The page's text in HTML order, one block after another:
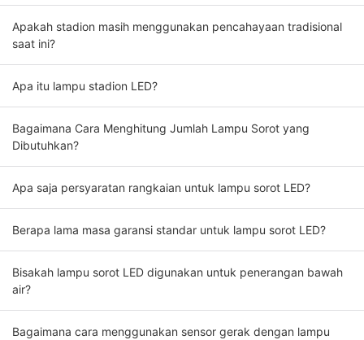
Apakah stadion masih menggunakan pencahayaan tradisional
saat ini?
Apa itu lampu stadion LED?
Bagaimana Cara Menghitung Jumlah Lampu Sorot yang
Dibutuhkan?
Apa saja persyaratan rangkaian untuk lampu sorot LED?
Berapa lama masa garansi standar untuk lampu sorot LED?
Bisakah lampu sorot LED digunakan untuk penerangan bawah
air?
Bagaimana cara menggunakan sensor gerak dengan lampu